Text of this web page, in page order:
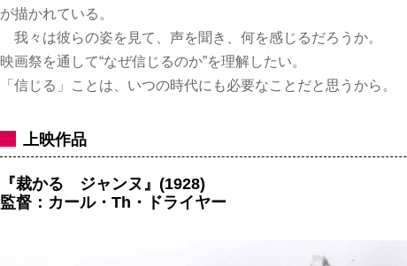
が描かれている。
我々は彼らの姿を見て、声を聞き、何を感じるだろうか。
映画祭を通して“なぜ信じるのか”を理解したい。
「信じる」ことは、いつの時代にも必要なことだと思うから。
上映作品
『裁かるゝジャンヌ』(1928)
監督：カール・Th・ドライヤー